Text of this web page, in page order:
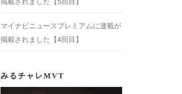
マイナビニュースプレミアムに連載が
掲載されました【4回目】
みるチャレMVT